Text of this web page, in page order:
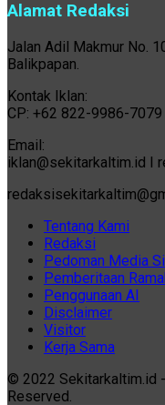
Alamat Redaksi
Jalan Adil Makmur No.
Balikpapan.
Kontak Iklan:
CP: +62 822-9986-7079
Email:
iklan@sekitarkaltim.id I
Tentang Kami
Redaksi
Pedoman Media
Pemberitaan
Penggunaan AI
Disclaimer
Visitor
Kerja Sama
© 2022 Sekitarkaltim.id
Reserved.